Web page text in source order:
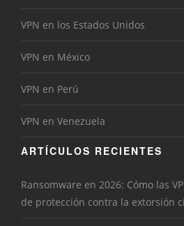
VPN en los Estados Unidos
VPN en México
VPN en Perú
VPN en Venezuela
ARTÍCULOS RECIENTES
Ransomware en 2026: Cómo las
de protección contra la extorsión